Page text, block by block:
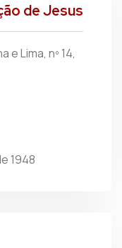
de Jesus
e Lima, nº 14,
1948